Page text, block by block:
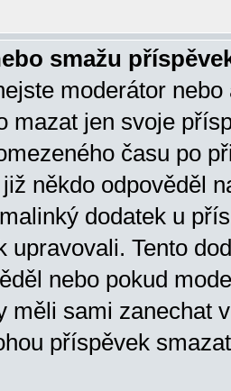
smažu
moderátor
mazat jen svoje
času po
někdo odpověděl
dodatek u
upravovali. Tento
nebo pokud
měli sami zanechat
příspěvek